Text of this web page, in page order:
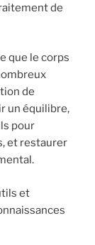
de
que le corps
de
un équilibre,
pour
et restaurer
et